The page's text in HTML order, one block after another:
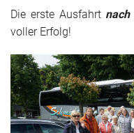
Aktuelles
Kontakt
Die erste Ausfahrt nach
voller Erfolg!